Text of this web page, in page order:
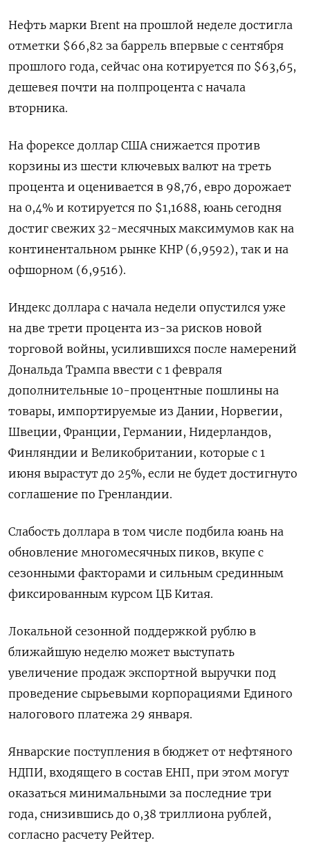
Нефть марки Brent на прошлой неделе достигла
отметки $66,82 за баррель ⁠впервые с сентября
прошлого года, сейчас она котируется по $63,65,
‍дешевея почти на полпроцента с начала
вторника.
На форексе доллар США снижается против
корзины из шести ключевых валют ‌на треть
процента и оценивается в 98,76, евро дорожает
на 0,4% и котируется по $1,1688, юань сегодня
достиг свежих 32-месячных максимумов как на
континентальном рынке КНР (6,9592), так и на
офшорном (6,9516).
Индекс доллара с начала недели опустился уже
на две трети процента из-за рисков новой
торговой войны, усилившихся после намерений
Дональда Трампа ввести с 1 февраля
дополнительные 10-процентные пошлины на
товары, импортируемые из Дании, Норвегии,
Швеции, Франции, Германии, Нидерландов,
‍Финляндии и Великобритании, которые с 1
‍июня вырастут до 25%, если не будет достигнуто
соглашение по Гренландии.
Слабость доллара в том числе подбила юань на
обновление многомесячных пиков, вкупе с
сезонными ‍факторами и сильным срединным
фиксированным курсом ЦБ Китая.
Локальной сезонной поддержкой рублю в
ближайшую неделю может выступать
увеличение продаж экспортной выручки под
проведение сырьевыми корпорациями Единого
налогового платежа 29 января.
Январские поступления в бюджет от нефтяного
⁠НДПИ, входящего в состав ЕНП, при этом могут
оказаться минимальными за последние три
года, снизившись до 0,38 триллиона рублей,
согласно расчету Рейтер.